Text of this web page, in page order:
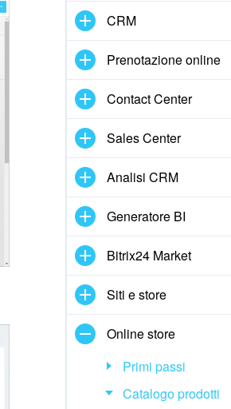
CRM
Prenotazione online
Contact Center
Sales Center
Analisi CRM
Generatore BI
Bitrix24 Market
Siti e store
Online store
Primi passi
Catalogo prodotti